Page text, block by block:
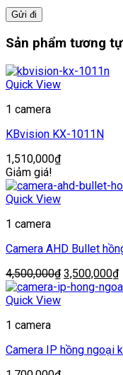
Sản phẩm tương tự
Quick View
1 camera
KBvision KX-1011N
1,510,000₫
Giảm giá!
Quick View
1 camera
Camera AHD Bullet
4,500,000₫ Giá
gốc
3,500,000₫
Quick View
1 camera
Camera IP hồng ngoại